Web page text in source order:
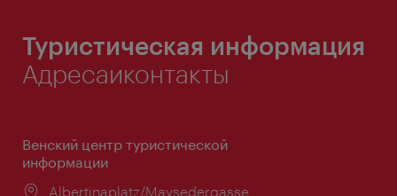
Туристическая информация
Адресаиконтакты
Венский центр туристической
информации
Расположение:
Albertinaplatz/Maysedergasse